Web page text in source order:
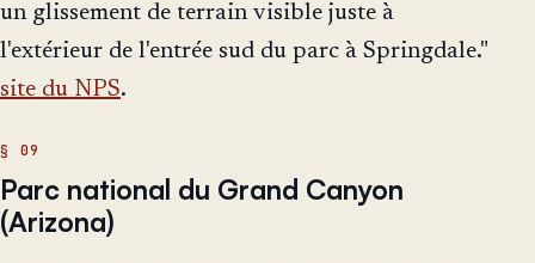
un glissement de terrain visible juste à
l'extérieur de l'entrée sud du parc à Springdale."
site du NPS.
Parc national du Grand Canyon
(Arizona)